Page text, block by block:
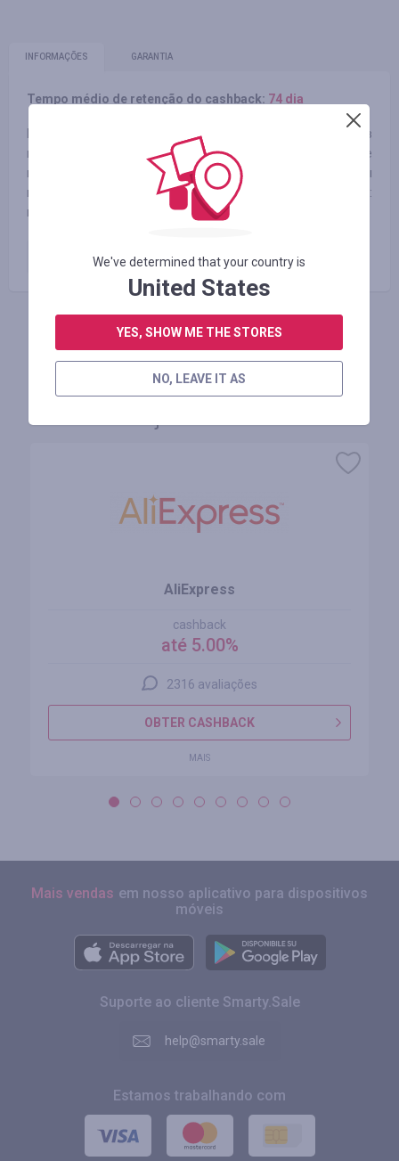
INFORMAÇÕES GARANTIA
Tempo médio de retenção do cashback: 74 dia
На сайте Modlily.com можно приобрести тысячи товаров
по невероятным ценам. Даже при беглом просмотре
нельзя не отметить наш широкий ассортимент одежды
высшего качества, так, например, у нас представлены:
платья, пальто, купальники, обувь и многое другое.
Оплаченный заказ
FAÇA LOGIN PARA DEIXAR UM COMENTÁRIO
AliExpress
cashback
até 5.00%
2316 avaliações
OBTER CASHBACK
MAIS
Mais vendas em nosso aplicativo para dispositivos
móveis
Suporte ao cliente Smarty.Sale
help@smarty.sale
Estamos trabalhando com
We've determined that your country is
United States
YES, SHOW ME THE STORES
NO, LEAVE IT AS